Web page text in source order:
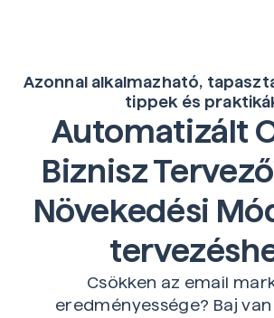
Azonnal alkalmazható,
tippek és
Automatizált
Biznisz
Növekedési
Csökken az email
eredményessége? Baj